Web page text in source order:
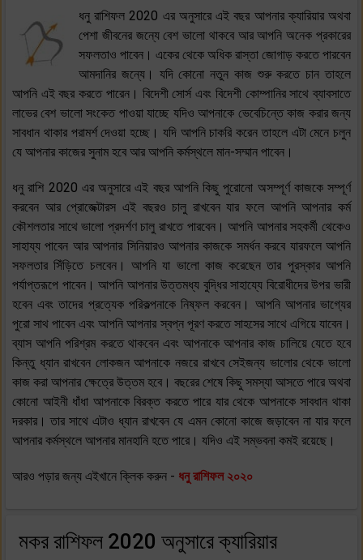
ধনু রাশিফল 2020 এর অনুসারে এই বছর আপনার ক্যারিয়ার অথবা
পেশা জীবনের জন্যে বেশ ভালো থাকবে আর আপনি অনেক প্রকারের
সফলতাও পাবেন। একের থেকে অধিক রাস্তা জোগাড় করতে পারবেন
আমদানির জন্যে। যদি কোনো নতুন কাজ শুরু করতে চান তাহলে
আপনি এই বছর করতে পারেন। বিদেশী সোর্স এবং বিদেশী কোম্পানির সাথে ব্যাবসাতে
লাভের বেশ ভালো সংকেত পাওয়া যাচ্ছে যদিও আপনাকে ভেবেচিন্তে কাজ করার জন্য
সাবধান থাকার পরামর্শ দেওয়া হচ্ছে। যদি আপনি চাকরি করেন তাহলে এটা মেনে চলুন
যে আপনার কাজের সুনাম হবে আর আপনি কর্মস্থলে মান-সম্মান পাবেন।
ধনু রাশি 2020 এর অনুসারে এই বছর আপনি কিছু পুরোনো অসম্পূর্ণ কাজকে সম্পূর্ণ
করবেন আর প্রোজেক্টারস এই বছরও চালু রাখবেন যার ফলে আপনি আপনার কর্ম
কৌশলতার সাথে ভালো প্রদর্শণ চালু রাখতে পারবেন। আপনি আপনার সহকর্মী থেকেও
সাহায্য পাবেন আর আপনার সিনিয়ারও আপনার কাজকে সমর্ধন করবে যারফলে আপনি
সফলতার সিঁড়িতে চলবেন। আপনি যা ভালো কাজ করেছেন তার পুরস্কার আপনি
পর্যাপ্তরূপে পাবেন। আপনি আপনার উত্তমধ্য বুদ্ধির সাহায্যে বিরোধীদের উপর ভারী
হবেন এবং তাদের প্রত্যেক পরিকল্পনাকে নিষ্ফল করবেন। আপনি আপনার ভাগ্যের
পুরো সাথ পাবেন এবং আপনি আপনার স্বপ্ন পূরণ করতে সাহসের সাথে এগিয়ে যাবেন।
ব্যাস আপনি পরিশ্রম করতে থাকবেন এবং আপনাকে আপনার কাজ চালিয়ে যেতে হবে
কিন্তু ধ্যান রাখবেন লোকজন আপনাকে নজরে রাখবে সেইজন্য ভালোর থেকে ভালো
কাজ করা আপনার ক্ষেত্রে উত্তম হবে। বছরের শেষে কিছু সমস্যা আসতে পারে অথবা
কোনো আইনী ধাঁধা আপনাকে বিরক্ত করতে পারে যার থেকে আপনাকে সাবধান থাকা
দরকার। তার সাথে এটাও ধ্যান রাখবেন যে এমন কোনো কাজে জড়াবেন না যার ফলে
আপনার কর্মস্থলে আপনার মানহানি হতে পারে। যদিও এই সম্ভবনা কমই রয়েছে।
আরও পড়ার জন্য এইখানে ক্লিক করুন - ধনু রাশিফল ২০২০
মকর রাশিফল 2020 অনুসারে ক্যারিয়ার